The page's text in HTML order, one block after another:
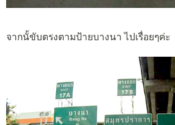
จากนั้ขับตรงตามป้ายบางนา ไปเรื่อยๆค่ะ